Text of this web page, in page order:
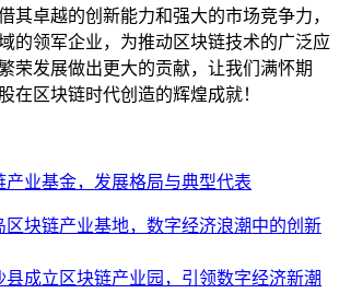
其卓越的创新能力和强大的市场竞争力，
的领军企业，为推动区块链技术的广泛应
荣发展做出更大的贡献，让我们满怀期
在区块链时代创造的辉煌成就！
产业基金，发展格局与典型代表
区块链产业基地，数字经济浪潮中的创新
县成立区块链产业园，引领数字经济新潮